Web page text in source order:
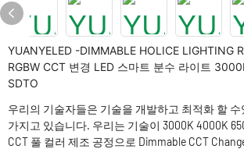
YUANYELED -DIMMABLE HOLICE LIGHTING
RGBW CCT 변경 LED 스마트 분수 라이트
SDTO
우리의 기술자들은 기술을 개발하고 최적화 할
가지고 있습니다. 우리는 기술이 3000K 4000K
CCT 풀 컬러 제조 공정으로 Dimmable CCT